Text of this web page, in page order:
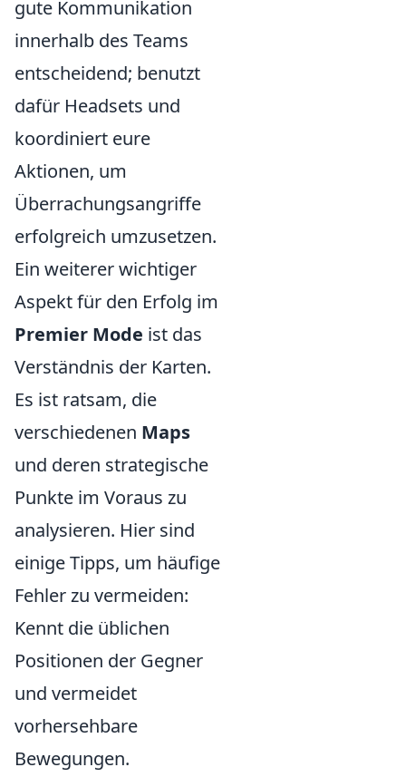
gute Kommunikation
innerhalb des Teams
entscheidend; benutzt
dafür Headsets und
koordiniert eure
Aktionen, um
Überrachungsangriffe
erfolgreich umzusetzen.
Ein weiterer wichtiger
Aspekt für den Erfolg im
Premier Mode ist das
Verständnis der Karten.
Es ist ratsam, die
verschiedenen Maps
und deren strategische
Punkte im Voraus zu
analysieren. Hier sind
einige Tipps, um häufige
Fehler zu vermeiden:
Kennt die üblichen
Positionen der Gegner
und vermeidet
vorhersehbare
Bewegungen.